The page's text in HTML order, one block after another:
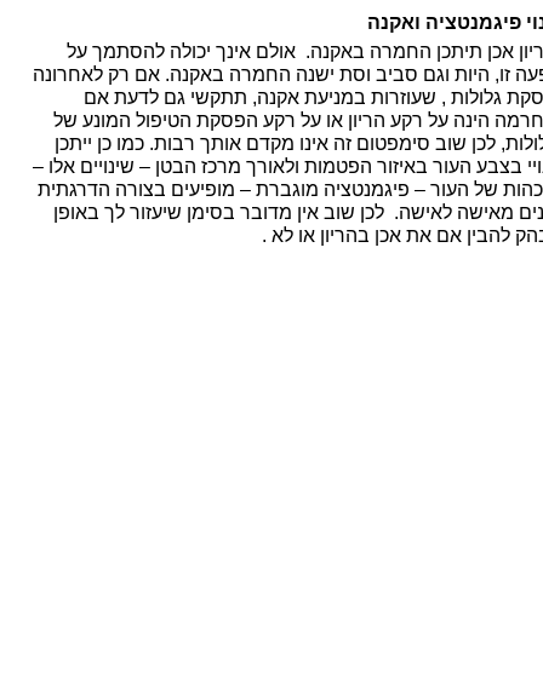
פיגמנטציה ואקנה
אכן תיתכן החמרה באקנה. אולם אינך יכולה להסתמך על
זו, היות וגם סביב וסת ישנה החמרה באקנה. אם רק לאחרונה
גלולות , שעוזרות במניעת אקנה, תתקשי גם לדעת אם
הינה על רקע הריון או על רקע הפסקת הטיפול המונע של
לכן שוב סימפטום זה אינו מקדם אותך רבות. כמו כן ייתכן
בצבע העור באיזור הפטמות ולאורך מרכז הבטן – שינויים אלו –
של העור – פיגמנטציה מוגברת – מופיעים בצורה הדרגתית
מאישה לאישה. לכן שוב אין מדובר בסימן שיעזור לך באופן
להבין אם את אכן בהריון או לא .